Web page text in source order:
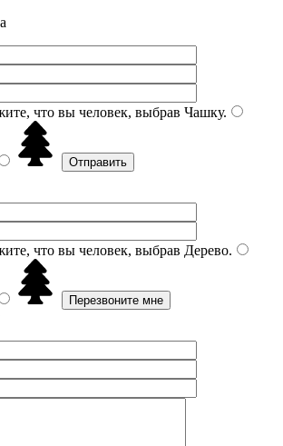
что вы человек, выбрав Чашку.
что вы человек, выбрав Дерево.